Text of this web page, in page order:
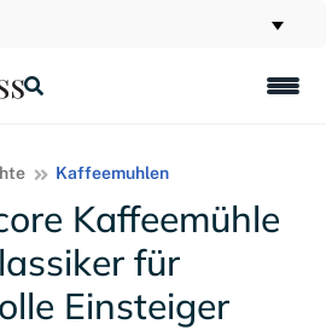
Kaffeemuhlen
Kaffeemühle
für
Einsteiger